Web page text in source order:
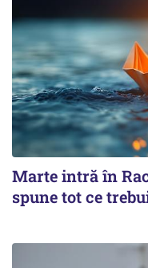
Marte intră în
spune tot ce